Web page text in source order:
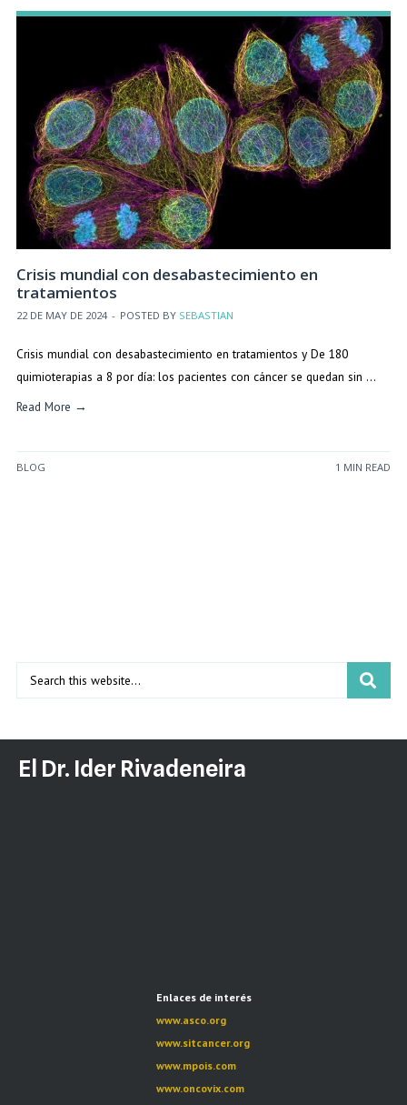
Crisis mundial con desabastecimiento en
tratamientos
22 DE MAY DE 2024 - POSTED BY SEBASTIAN
Crisis mundial con desabastecimiento en tratamientos y De 180
quimioterapias a 8 por día: los pacientes con cáncer se quedan sin …
Read More →
BLOG 1 MIN READ
El Dr. Ider Rivadeneira
Enlaces de interés
www.asco.org
www.sitcancer.org
www.mpois.com
www.oncovix.com